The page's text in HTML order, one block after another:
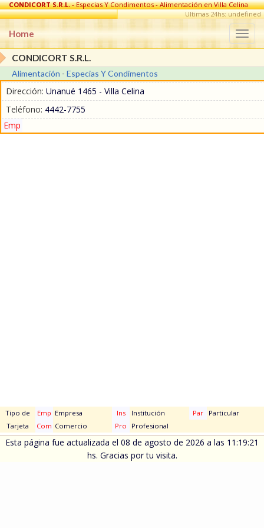
CONDICORT S.R.L.- Especias Y Condimentos - Alimentación en Villa Celina
Ultimas 24hs: undefined
Home
CONDICORT S.R.L.
Alimentación - Especias Y Condimentos
Dirección: Unanué 1465 - Villa Celina
Teléfono: 4442-7755
Emp
Tipo de
Tarjeta
Emp Empresa Ins Institución Par
Particular
Com Comercio Pro Profesional
Esta página fue actualizada el 08 de agosto de 2026 a las 11:19:21
hs. Gracias por tu visita.